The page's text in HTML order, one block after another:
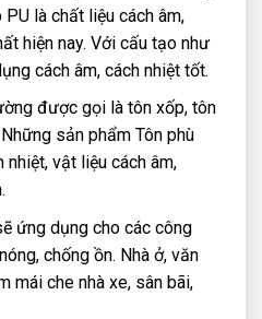
là chất liệu cách âm,
hiện nay. Với cấu tạo như
cách âm, cách nhiệt tốt.
được gọi là tôn xốp, tôn
sản phẩm Tôn phù
nhiệt, vật liệu cách âm,
ứng dụng cho các công
chống ồn. Nhà ở, văn
mái che nhà xe, sân bãi,